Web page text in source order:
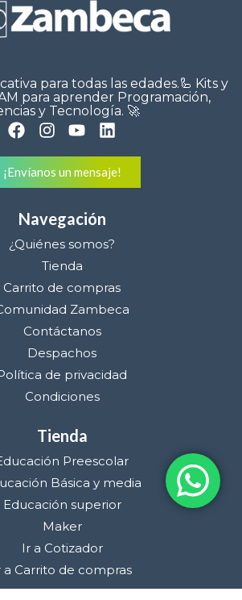
para todas las edades.🦾 Kits y
para aprender Programación,
y Tecnología. 🚀
¡Envíanos un mensaje!
Navegación
¿Quiénes somos?
Tienda
Carrito de compras
Zambeca
Contáctanos
Despachos
de privacidad
Condiciones
Tienda
Preescolar
Básica y media
Educación superior
Maker
Ir a Cotizador
a Carrito de compras